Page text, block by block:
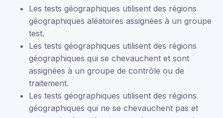
Les tests géographiques utilisent des régions
géographiques aléatoires assignées à un groupe
test.
Les tests géographiques utilisent des régions
géographiques qui se chevauchent et sont
assignées à un groupe de contrôle ou de
traitement.
Les tests géographiques utilisent des régions
géographiques qui ne se chevauchent pas et